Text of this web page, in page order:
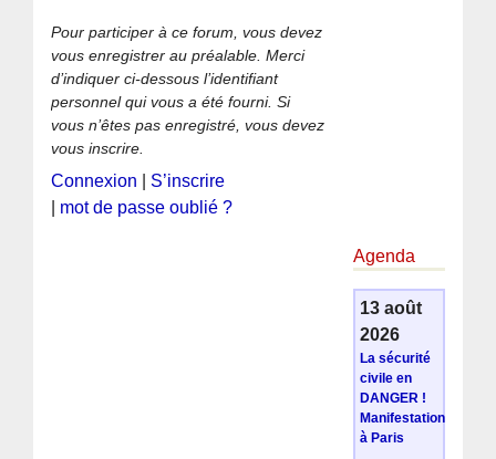
Pour participer à ce forum, vous devez
vous enregistrer au préalable. Merci
d’indiquer ci-dessous l’identifiant
personnel qui vous a été fourni. Si
vous n’êtes pas enregistré, vous devez
vous inscrire.
Connexion
S’inscrire
mot de passe oublié ?
Agenda
13 août
2026
La sécurité
civile en
DANGER !
Manifestation
à Paris